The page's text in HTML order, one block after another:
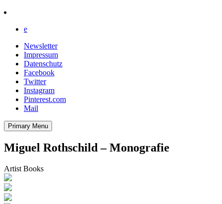
e
Newsletter
Impressum
Datenschutz
Facebook
Twitter
Instagram
Pinterest.com
Mail
Primary Menu
Miguel Rothschild – Monografie
Artist Books